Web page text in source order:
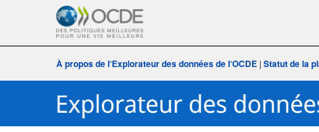
À propos de l‘Explorateur des données de l‘OCDE | Statut de la